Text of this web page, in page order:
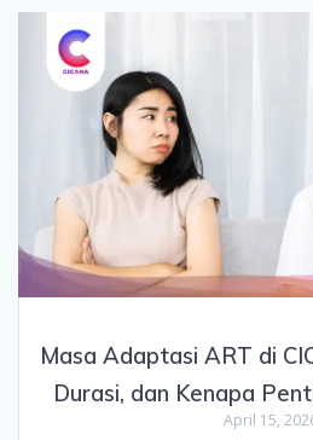
Masa Adaptasi ART di
Durasi, dan Kenapa
April 15,